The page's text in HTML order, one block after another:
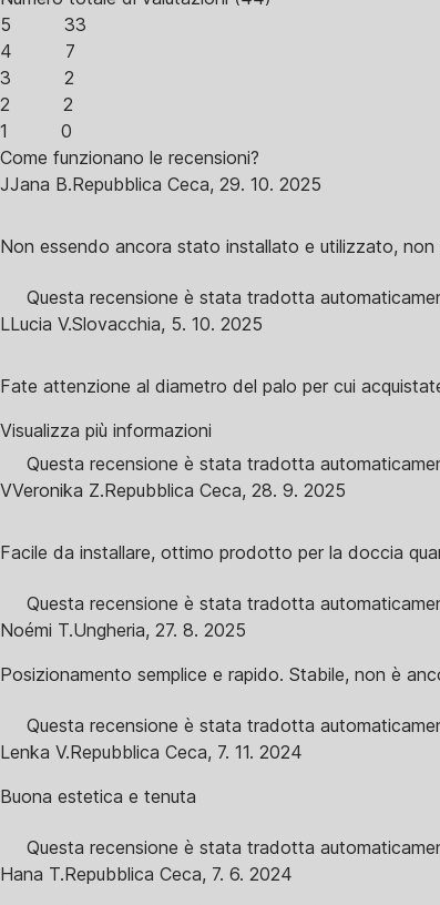
5
33
4
7
3
2
2
2
1
0
Come funzionano le recensioni?
JJana B.Repubblica Ceca, 29. 10. 2025
Non essendo ancora stato installato e utilizzato, non
Questa recensione è stata tradotta
LLucia V.Slovacchia, 5. 10. 2025
Fate attenzione al diametro del palo per cui
Visualizza più informazioni
Questa recensione è stata tradotta
VVeronika Z.Repubblica Ceca, 28. 9. 2025
Facile da installare, ottimo prodotto per la doccia
Questa recensione è stata tradotta
Noémi T.Ungheria, 27. 8. 2025
Posizionamento semplice e rapido. Stabile, non è
Questa recensione è stata tradotta
Lenka V.Repubblica Ceca, 7. 11. 2024
Buona estetica e tenuta
Questa recensione è stata tradotta
Hana T.Repubblica Ceca, 7. 6. 2024